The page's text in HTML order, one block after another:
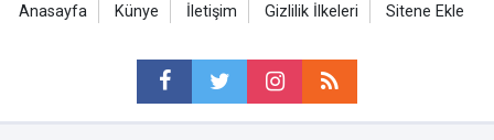
Anasayfa Künye İletişim Gizlilik İlkeleri Sitene Ekle